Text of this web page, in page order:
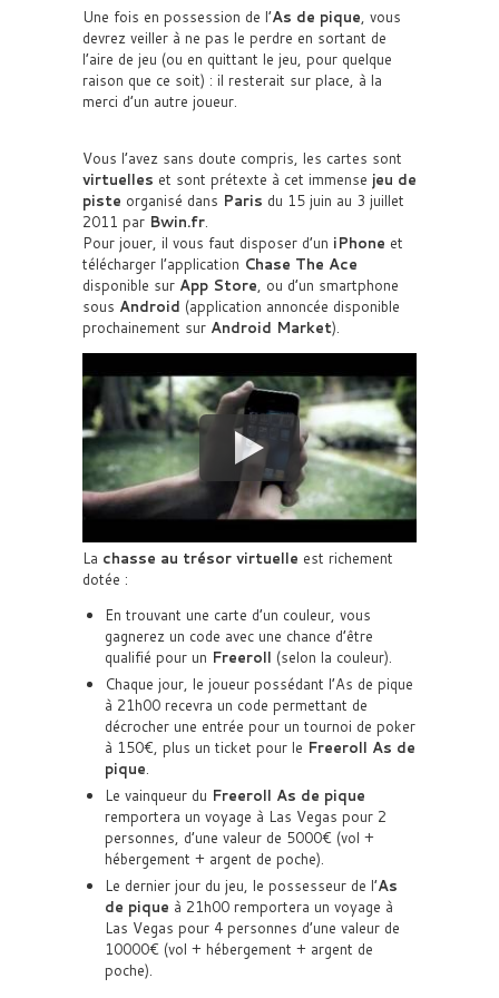
Une fois en possession de l’As de pique , vous
devrez veiller à ne pas le perdre en sortant de
l’aire de jeu (ou en quittant le jeu, pour quelque
raison que ce soit) : il resterait sur place, à la
merci d’un autre joueur.
Vous l’avez sans doute compris, les cartes sont
virtuelles et sont prétexte à cet immense jeu de
piste organisé dans Paris du 15 juin au 3 juillet
2011 par Bwin.fr
Pour jouer, il vous faut disposer d’un iPhone et
télécharger l’application Chase The Ace
disponible sur App Store , ou d’un smartphone
sous Android (application annoncée disponible
prochainement sur Android Market).
La chasse au trésor virtuelle est richement
dotée :
En trouvant une carte d’un couleur, vous
gagnerez un code avec une chance d’être
qualifié pour un Freeroll (selon la couleur).
Chaque jour, le joueur possédant l’As de pique
à 21h00 recevra un code permettant de
décrocher une entrée pour un tournoi de poker
à 150€, plus un ticket pour le Freeroll As de
pique
Le vainqueur du Freeroll As de pique
remportera un voyage à Las Vegas pour 2
personnes, d’une valeur de 5000€ (vol +
hébergement + argent de poche).
Le dernier jour du jeu, le possesseur de l’As
de pique à 21h00 remportera un voyage à
Las Vegas pour 4 personnes d’une valeur de
10000€ (vol + hébergement + argent de
poche).